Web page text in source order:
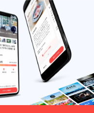
こから
目的別
に選ん
で、Ｕ
ＲＬ等
記載し
てくだ
さい。
サイズ
は『さ
らに大
きい』
を選ん
でくだ